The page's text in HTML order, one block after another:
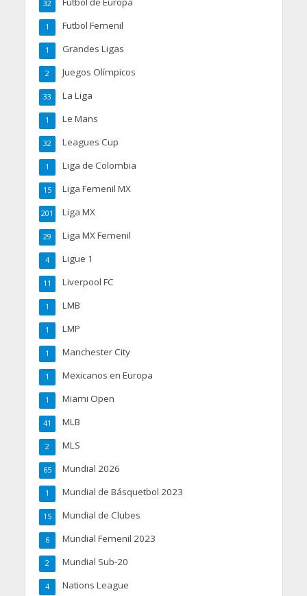
32
Futbol Femenil
1
Grandes Ligas
1
Juegos Olímpicos
2
La Liga
33
Le Mans
1
Leagues Cup
32
Liga de Colombia
1
Liga Femenil MX
15
Liga MX
201
Liga MX Femenil
29
Ligue 1
4
Liverpool FC
11
LMB
1
LMP
1
Manchester City
1
Mexicanos en Europa
1
Miami Open
1
MLB
41
MLS
2
Mundial 2026
65
Mundial de Básquetbol 2023
1
Mundial de Clubes
15
Mundial Femenil 2023
6
Mundial Sub-20
2
Nations League
4